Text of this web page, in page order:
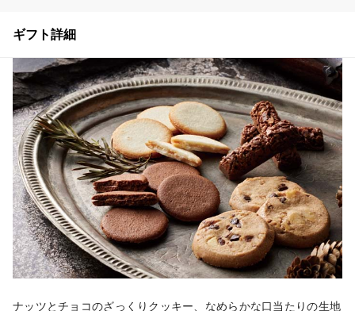
ギフト詳細
ナッツとチョコのざっくりクッキー、なめらかな口当たりの生地